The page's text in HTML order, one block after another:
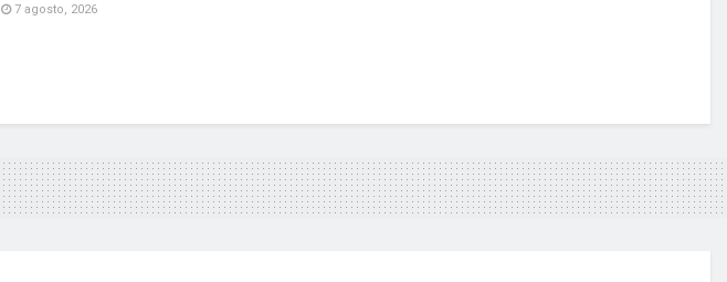
7 agosto, 2026